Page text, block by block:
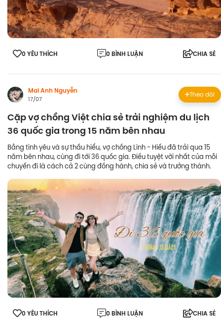
0 YÊU THÍCH 0 BÌNH LUẬN CHIA SẺ
Mai Anh Nguyễn
17/07
Theo dõi
Cặp vợ chồng Việt chia sẻ trải nghiệm du lịch
36 quốc gia trong 15 năm bên nhau
Bằng tình yêu và sự thấu hiểu, vợ chồng Linh - Hiếu đã trải qua 15
năm bên nhau, cùng đi tới 36 quốc gia. Điều tuyệt vời nhất của mỗi
chuyến đi là cách cả 2 cùng đồng hành, chia sẻ và trưởng thành.
0 YÊU THÍCH 0 BÌNH LUẬN CHIA SẺ